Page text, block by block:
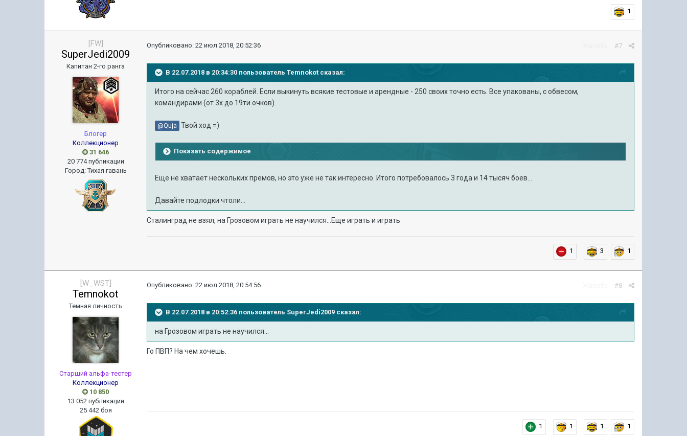
1
[FW]
SuperJedi2009
Капитан 2-го ранга
Блогер
Коллекционер
31 646
20 774 публикации
Город:Тихая гавань
#7
Опубликовано:22 июл 2018, 20:52:36
В 22.07.2018 в 20:34:30 пользовательTemnokot сказал:
Итого на сейчас 260 кораблей. Если выкинуть всякие тестовые и арендные - 250 своих точно есть. Все упакованы, с обвесом,
командирами (от 3х до 19ти очков).
@Quja Твой ход =)
Показать содержимое
Еще не хватает нескольких премов, но это уже не так интересно. Итого потребовалось 3 года и 14 тысяч боев...
Давайте подлодки чтоли...
Сталинград не взял, на Грозовом играть не научился...Еще играть и играть
1 3 1
[W_WST]
Temnokot
Темная личность
Старший альфа-тестер
Коллекционер
10 850
13 052 публикации
25 442 боя
#8
Опубликовано:22 июл 2018, 20:54:56
В 22.07.2018 в 20:52:36 пользователь SuperJedi2009 сказал:
на Грозовом играть не научился...
Го ПВП? На чем хочешь.
1 1 1 1